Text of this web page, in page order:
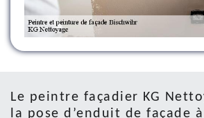
Le peintre façadier KG
la pose d’enduit de façade